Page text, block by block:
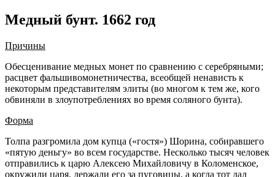
Медный бунт. 1662 год
Причины
Обесценивание медных монет по сравнению с серебряными;
расцвет фальшивомонетничества, всеобщей ненависть к
некоторым представителям элиты (во многом к тем же, кого
обвиняли в злоупотреблениях во время соляного бунта).
Форма
Толпа разгромила дом купца («гостя») Шорина, собиравшего
«пятую деньгу» во всем государстве. Несколько тысяч человек
отправились к царю Алексею Михайловичу в Коломенское,
окружили царя, держали его за пуговицы, а когда тот дал